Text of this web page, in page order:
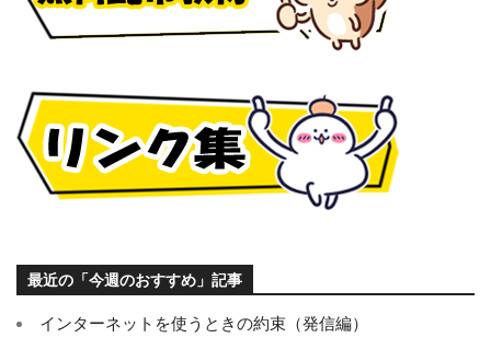
最近の「今週のおすすめ」記事
インターネットを使うときの約束（発信編）